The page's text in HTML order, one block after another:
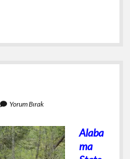
Yorum Bırak
Alaba
ma